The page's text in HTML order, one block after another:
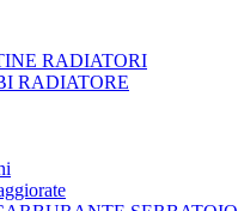
RADIATORI
RADIATORE